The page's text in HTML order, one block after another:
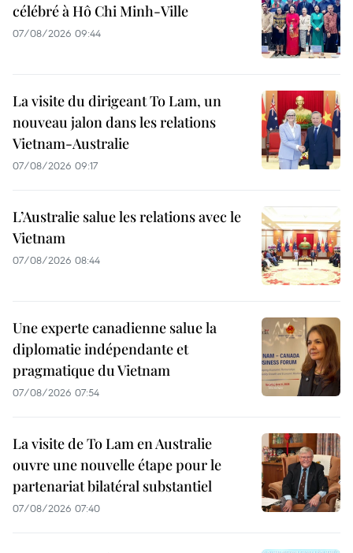
célébré à Hô Chi Minh-Ville
07/08/2026 09:44
La visite du dirigeant To Lam, un
nouveau jalon dans les relations
Vietnam-Australie
07/08/2026 09:17
L’Australie salue les relations avec le
Vietnam
07/08/2026 08:44
Une experte canadienne salue la
diplomatie indépendante et
pragmatique du Vietnam
07/08/2026 07:54
La visite de To Lam en Australie
ouvre une nouvelle étape pour le
partenariat bilatéral substantiel
07/08/2026 07:40